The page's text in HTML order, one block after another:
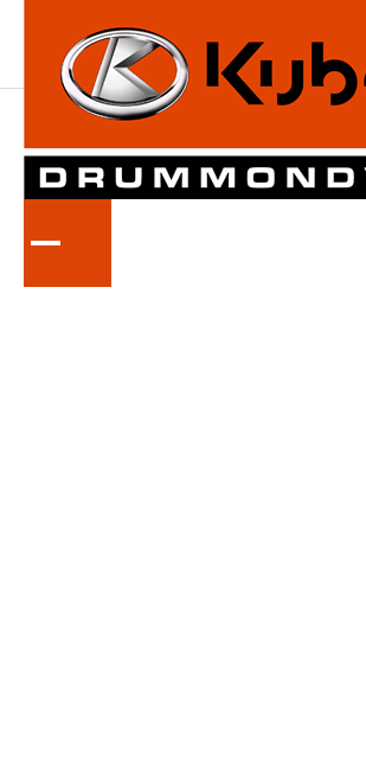
LA SÉRIE L70
Tracteurs compacts